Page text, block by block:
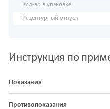
Кол-во в упаковке
Рецептурный отпуск
Инструкция по
Показания
Противопоказания